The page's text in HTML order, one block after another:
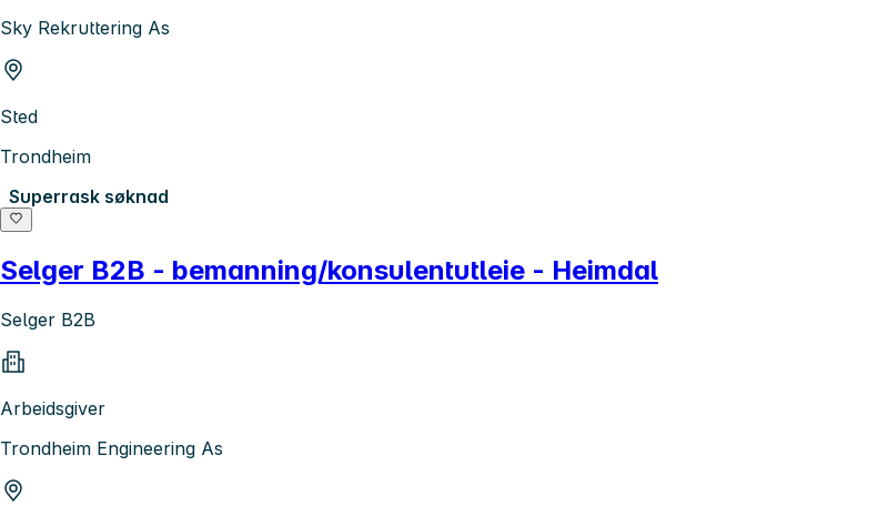
Sky Rekruttering As
Sted
Trondheim
Superrask søknad
Selger B2B - bemanning/konsulentutleie - Heimdal
Selger B2B
Arbeidsgiver
Trondheim Engineering As